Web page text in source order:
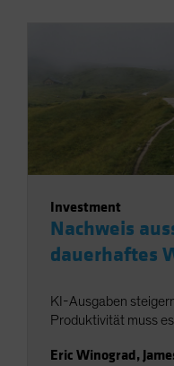
Investment
Nachweis
dauerhaftes
KI-Ausgaben
Produktivität muss
Eric Winograd,